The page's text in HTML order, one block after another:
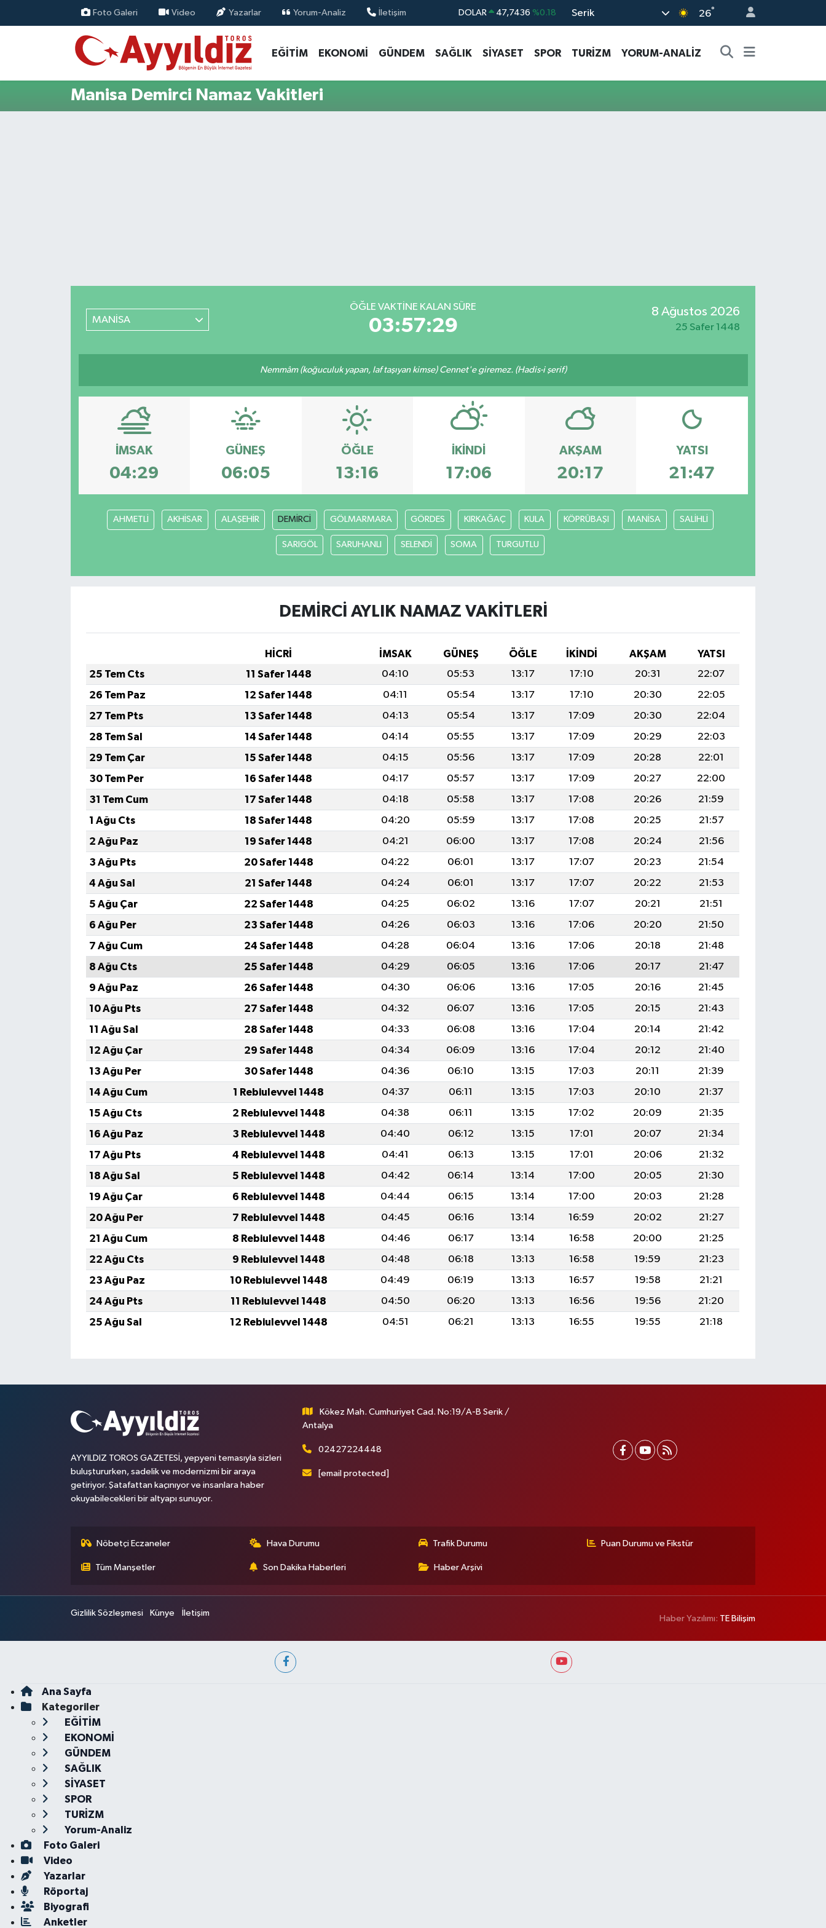
Foto Galeri Video Yazarlar Yorum-Analiz İletişim DOLAR 47,7436 %0.18
STERLİN 64,4811 %0.38
GRAM ALTIN 6660.55 %0.03
Serik 26°
EĞİTİM EKONOMİ GÜNDEM SAĞLIK SİYASET SPOR TURİZM YORUM-ANALİZ
Manisa Demirci Namaz Vakitleri
MANİSA
ÖĞLE VAKTINE KALAN SÜRE
03:57:29
8 Ağustos 2026
25 Safer 1448
Nemmâm (koğuculuk yapan, laf taşıyan kimse) Cennet'e giremez. (Hadis-i şerif)
İMSAK
04:29
GÜNEŞ
06:05
ÖĞLE
13:16
İKINDI
17:06
AKŞAM
20:17
YATSI
21:47
AHMETLİ AKHİSAR ALAŞEHİR DEMİRCİ GÖLMARMARA GÖRDES KIRKAĞAÇ KULA KÖPRÜBAŞI MANİSA SALİHLİ
SARIGÖL SARUHANLI SELENDİ SOMA TURGUTLU
DEMİRCİ AYLIK NAMAZ VAKITLERI
HİCRİ İMSAK GÜNEŞ ÖĞLE İKINDI AKŞAM
YATSI
25 Tem Cts
11 Safer 1448 04:10 05:53 13:17 17:10 20:31
22:07
26 Tem Paz
12 Safer 1448 04:11 05:54 13:17 17:10 20:30
22:05
27 Tem Pts
13 Safer 1448 04:13 05:54 13:17 17:09 20:30
22:04
28 Tem Sal
14 Safer 1448 04:14 05:55 13:17 17:09 20:29
22:03
29 Tem Çar
15 Safer 1448 04:15 05:56 13:17 17:09 20:28
22:01
30 Tem Per
16 Safer 1448 04:17 05:57 13:17 17:09 20:27
22:00
31 Tem Cum
17 Safer 1448 04:18 05:58 13:17 17:08 20:26
21:59
1 Ağu Cts
18 Safer 1448 04:20 05:59 13:17 17:08 20:25
21:57
2 Ağu Paz
19 Safer 1448 04:21 06:00 13:17 17:08 20:24
21:56
3 Ağu Pts
20 Safer 1448 04:22 06:01 13:17 17:07 20:23
21:54
4 Ağu Sal
21 Safer 1448 04:24 06:01 13:17 17:07 20:22
21:53
5 Ağu Çar
22 Safer 1448 04:25 06:02 13:16 17:07 20:21
21:51
6 Ağu Per
23 Safer 1448 04:26 06:03 13:16 17:06 20:20
21:50
7 Ağu Cum
24 Safer 1448 04:28 06:04 13:16 17:06 20:18
21:48
8 Ağu Cts
25 Safer 1448 04:29 06:05 13:16 17:06 20:17
21:47
9 Ağu Paz
26 Safer 1448 04:30 06:06 13:16 17:05 20:16
21:45
10 Ağu Pts
27 Safer 1448 04:32 06:07 13:16 17:05 20:15
21:43
11 Ağu Sal
28 Safer 1448 04:33 06:08 13:16 17:04 20:14
21:42
12 Ağu Çar
29 Safer 1448 04:34 06:09 13:16 17:04 20:12
21:40
13 Ağu Per
30 Safer 1448 04:36 06:10 13:15 17:03 20:11
21:39
14 Ağu Cum
1 Rebiulevvel 1448 04:37 06:11 13:15 17:03 20:10
21:37
15 Ağu Cts
2 Rebiulevvel 1448 04:38 06:11 13:15 17:02 20:09
21:35
16 Ağu Paz
3 Rebiulevvel 1448 04:40 06:12 13:15 17:01 20:07
21:34
17 Ağu Pts
4 Rebiulevvel 1448 04:41 06:13 13:15 17:01 20:06
21:32
18 Ağu Sal
5 Rebiulevvel 1448 04:42 06:14 13:14 17:00 20:05
21:30
19 Ağu Çar
6 Rebiulevvel 1448 04:44 06:15 13:14 17:00 20:03
21:28
20 Ağu Per
7 Rebiulevvel 1448 04:45 06:16 13:14 16:59 20:02
21:27
21 Ağu Cum
8 Rebiulevvel 1448 04:46 06:17 13:14 16:58 20:00
21:25
22 Ağu Cts
9 Rebiulevvel 1448 04:48 06:18 13:13 16:58 19:59
21:23
23 Ağu Paz
10 Rebiulevvel 1448 04:49 06:19 13:13 16:57 19:58
21:21
24 Ağu Pts
11 Rebiulevvel 1448 04:50 06:20 13:13 16:56 19:56
21:20
25 Ağu Sal
12 Rebiulevvel 1448 04:51 06:21 13:13 16:55 19:55 21:18
AYYILDIZ TOROS GAZETESİ, yepyeni temasıyla sizleri
buluştururken, sadelik ve modernizmi bir araya
getiriyor. Şatafattan kaçınıyor ve insanlara haber
okuyabilecekleri bir altyapı sunuyor.
Kökez Mah. Cumhuriyet Cad. No:19/A-B Serik /
Antalya
02427224448
[email protected]
Nöbetçi Eczaneler Hava Durumu Trafik Durumu Puan Durumu ve Fikstür
Tüm Manşetler Son Dakika Haberleri Haber Arşivi
Gizlilik Sözleşmesi Künye İletişim
Haber Yazılımı: TE Bilişim
Ana Sayfa
Kategoriler
EĞİTİM
EKONOMİ
GÜNDEM
SAĞLIK
SİYASET
SPOR
TURİZM
Yorum-Analiz
Foto Galeri
Video
Yazarlar
Röportaj
Biyografi
Anketler